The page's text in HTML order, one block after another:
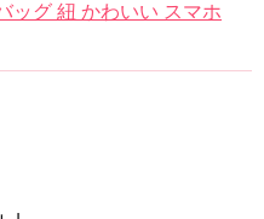
ッグ 紐 かわいい スマホ